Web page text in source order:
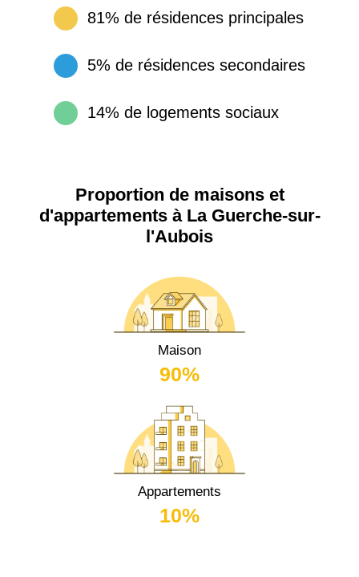
81% de résidences principales
5% de résidences secondaires
14% de logements sociaux
Proportion de maisons et
d'appartements à La Guerche-sur-
l'Aubois
Maison
90%
Appartements
10%